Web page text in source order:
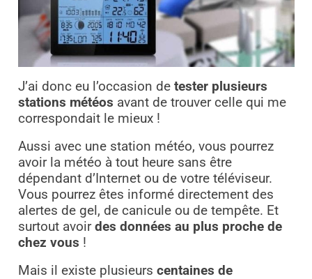
J’ai donc eu l’occasion de tester plusieurs
stations météos avant de trouver celle qui me
correspondait le mieux !
Aussi avec une station météo, vous pourrez
avoir la météo à tout heure sans être
dépendant d’Internet ou de votre téléviseur.
Vous pourrez êtes informé directement des
alertes de gel, de canicule ou de tempête. Et
surtout avoirdes données au plus proche de
chez vous !
Mais il existe plusieurs centaines de